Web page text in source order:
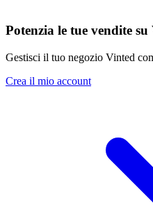
Potenzia le tue vendite
Gestisci il tuo negozio Vinted
Crea il mio account